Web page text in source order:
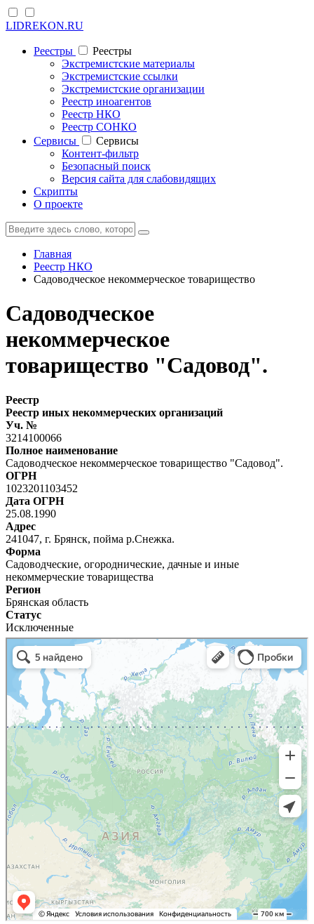
LIDREKON.RU
Реестры
Реестры
Экстремистские материалы
Экстремистские ссылки
Экстремистские организации
Реестр иноагентов
Реестр НКО
Реестр СОНКО
Cервисы
Cервисы
Контент-фильтр
Безопасный поиск
Версия сайта для слабовидящих
Скрипты
О проекте
Главная
Реестр НКО
Садоводческое некоммерческое товарищество
Садоводческое
некоммерческое
товарищество "Садовод".
Реестр
Реестр иных некоммерческих организаций
Уч. №
3214100066
Полное наименование
Садоводческое некоммерческое товарищество "Садовод".
ОГРН
1023201103452
Дата ОГРН
25.08.1990
Адрес
241047, г. Брянск, пойма р.Снежка.
Форма
Садоводческие, огороднические, дачные и иные
некоммерческие товарищества
Регион
Брянская область
Статус
Исключенные